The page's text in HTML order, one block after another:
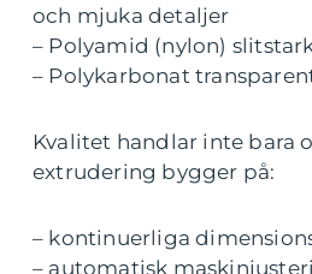
och mjuka detaljer
– Polyamid (nylon)
– Polykarbonat
Kvalitet handlar inte bara
extrudering bygger på:
– kontinuerliga
– automatisk